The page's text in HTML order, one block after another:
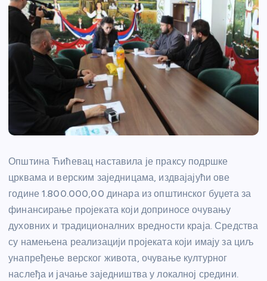
Општина Ћићевац наставила је праксу подршке
црквама и верским заједницама, издвајајући ове
године 1.800.000,00 динара из општинског буџета за
финансирање пројеката који доприносе очувању
духовних и традиционалних вредности краја. Средства
су намењена реализацији пројеката који имају за циљ
унапређење верског живота, очување културног
наслеђа и јачање заједништва у локалној средини.